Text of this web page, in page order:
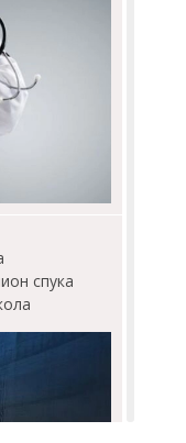
спука